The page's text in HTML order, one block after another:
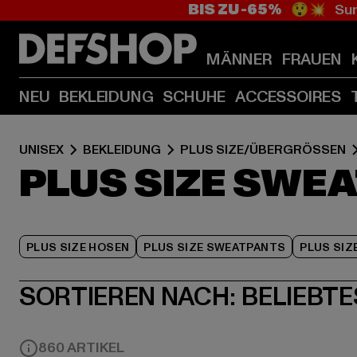
BIS ZU -65% 😲💥
MÄNNER FRAUEN
NEU BEKLEIDUNG SCHUHE ACCESSOIRES
UNISEX BEKLEIDUNG PLUS SIZE/ÜBERGRÖSSEN
PLUS SIZE
PLUS SIZE HOSEN PLUS SIZE SWEATPANTS PLUS
SORTIEREN NACH:
860 ARTIKEL